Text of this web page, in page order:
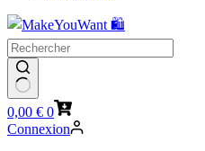
Panier
d’achat
0,00 € 0
Connexion